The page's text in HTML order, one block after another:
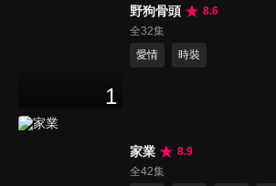
1
野狗骨頭
8.6
全32集
愛情
時裝
家業
8.9
全42集